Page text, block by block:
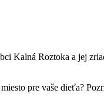
Kalná Roztoka a jej
pre vaše dieťa?